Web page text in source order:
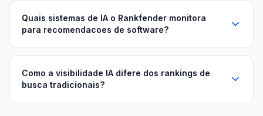
Quais sistemas de IA o Rankfender monitora
para recomendacoes de software?
Como a visibilidade IA difere dos rankings de
busca tradicionais?